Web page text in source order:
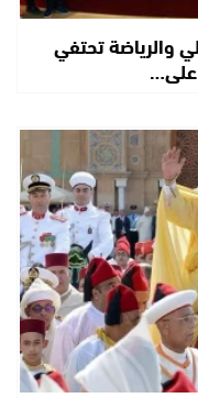
والرياضة تحتفي
على…